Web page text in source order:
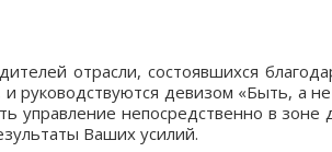
отрасли, состоявшихся
девизом «Быть, а не
управление непосредственно в зоне
Ваших усилий.